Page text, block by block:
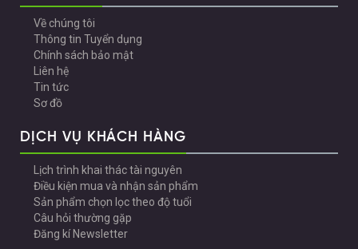
Về chúng tôi
Thông tin Tuyển dụng
Chính sách bảo mật
Liên hệ
Tin tức
Sơ đồ
DỊCH VỤ KHÁCH HÀNG
Lịch trình khai thác tài nguyên
Điều kiện mua và nhận sản phẩm
Sản phẩm chọn lọc theo độ tuổi
Câu hỏi thường gặp
Đăng kí Newsletter